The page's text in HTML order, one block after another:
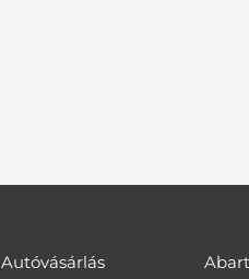
Autóvásárlás